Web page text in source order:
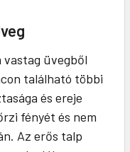
vastag üvegből
található többi
és ereje
fényét és nem
Az erős talp